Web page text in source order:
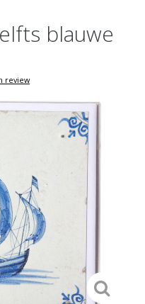
blauwe
review